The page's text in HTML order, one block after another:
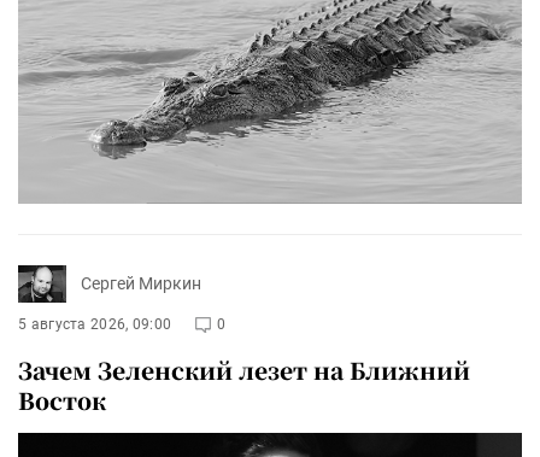
Сергей Миркин
5 августа 2026, 09:00 0
Зачем Зеленский лезет на Ближний
Восток